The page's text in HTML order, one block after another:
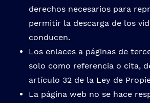
derechos necesarios para
permitir la descarga de los
conducen.
Los enlaces a páginas de
solo como referencia o cita,
artículo 32 de la Ley de
La página web no se hace